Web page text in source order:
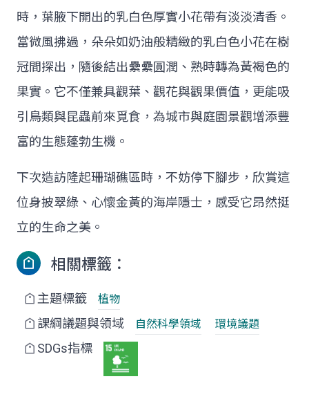
時，葉腋下開出的乳白色厚實小花帶有淡淡清香。
當微風拂過，朵朵如奶油般精緻的乳白色小花在樹
冠間探出，隨後結出纍纍圓潤、熟時轉為黃褐色的
果實。它不僅兼具觀葉、觀花與觀果價值，更能吸
引鳥類與昆蟲前來覓食，為城市與庭園景觀增添豐
富的生態蓬勃生機。
下次造訪隆起珊瑚礁區時，不妨停下腳步，欣賞這
位身披翠綠、心懷金黃的海岸隱士，感受它昂然挺
立的生命之美。
相關標籤：
主題標籤 植物
課綱議題與領域 自然科學領域 環境議題
SDGs指標